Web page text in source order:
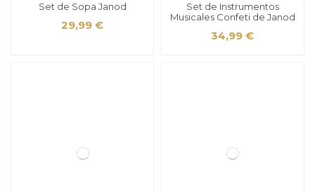
Set de Sopa Janod
29,99 €
Set de Instrumentos
Musicales Confeti de Janod
34,99 €